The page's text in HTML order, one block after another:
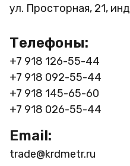
ул. Просторная, 21,
Телефоны:
+7 918 126-55-44
+7 918 092-55-44
+7 918 145-65-60
+7 918 026-55-44
Email:
trade@krdmetr.ru